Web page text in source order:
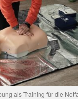
als Training für die